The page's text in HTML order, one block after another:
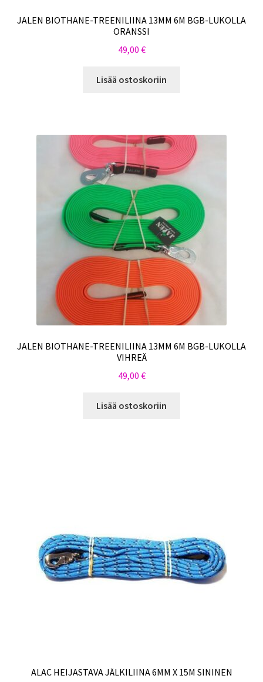
JALEN BIOTHANE-TREENILIINA 13MM 6M BGB-LUKOLLA
ORANSSI
49,00 €
Lisää ostoskoriin
JALEN BIOTHANE-TREENILIINA 13MM 6M BGB-LUKOLLA
VIHREÄ
49,00 €
Lisää ostoskoriin
ALAC HEIJASTAVA JÄLKILIINA 6MM X 15M SININEN